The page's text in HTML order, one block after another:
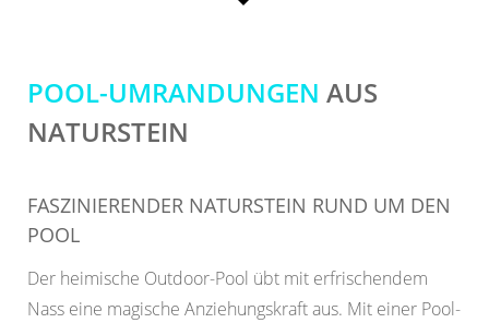
POOL-UMRANDUNGEN AUS
NATURSTEIN
FASZINIERENDER NATURSTEIN RUND UM DEN
POOL
Der heimische Outdoor-Pool übt mit erfrischendem
Nass eine magische Anziehungskraft aus. Mit einer Pool-